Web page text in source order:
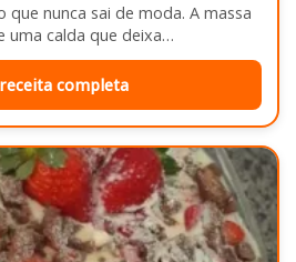
que nunca sai de moda. A massa
uma calda que deixa…
completa